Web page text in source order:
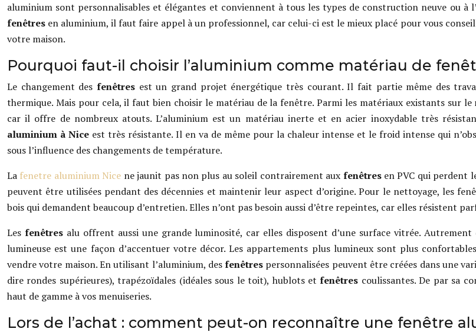
aluminium sont personnalisables et élégantes et conviennent à tous les types de construction neuve ou à
fenêtres en aluminium, il faut faire appel à un professionnel, car celui-ci est le mieux placé pour vous
votre maison.
Pourquoi faut-il choisir l’aluminium comme matériau de
Le changement des fenêtresest un grand projet énergétique très courant. Il fait partie même des
thermique. Mais pour cela, il faut bien choisir le matériau de la fenêtre. Parmi les matériaux existants sur
car il offre de nombreux atouts. L’aluminium est un matériau inerte et en acier inoxydable très
aluminium à Nice est très résistante. Il en va de même pour la chaleur intense et le froid intense qui
sous l’influence des changements de température.
La fenetre aluminium Nice ne jaunit pas non plus au soleil contrairement aux fenêtresen PVC qui perdent
peuvent être utilisées pendant des décennies et maintenir leur aspect d’origine. Pour le nettoyage, les
bois qui demandent beaucoup d’entretien. Elles n’ont pas besoin aussi d’être repeintes, car elles résistent
Les fenêtresalu offrent aussi une grande luminosité, car elles disposent d’une surface vitrée.
lumineuse est une façon d’accentuer votre décor. Les appartements plus lumineux sont plus
vendre votre maison. En utilisant l’aluminium, desfenêtres personnalisées peuvent être créées dans une
dire rondes supérieures), trapézoïdales (idéales sous le toit), hublots etfenêtres coulissantes. De par sa
haut de gamme à vos menuiseries.
Lors de l’achat : comment peut-on reconnaître une fenêtre